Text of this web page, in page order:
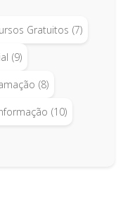
Gratuitos (7)
(9)
(8)
(10)